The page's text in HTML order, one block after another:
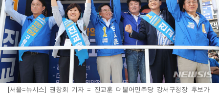
[서울=뉴시스] 권창회 기자 = 진교훈 더불어민주당 강서구청장 후보가